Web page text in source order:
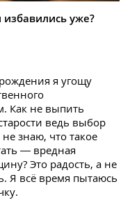
уже?
я угощу
Как не выпить
ведь выбор
знаю, что такое
— вредная
Это радость, а не
Я всё время пытаюсь